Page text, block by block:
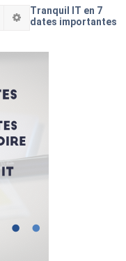
RechercherRecherche avancée
Tranquil IT en 7
dates importantes